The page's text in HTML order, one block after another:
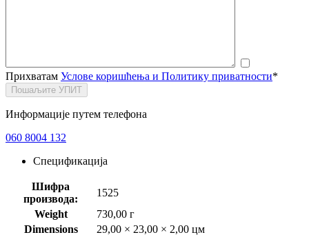
Прихватам Услове коришћења и Политику приватности*
Пошаљите УПИТ
Информације путем телефона
060 8004 132
Спецификација
Шифра
производа:
1525
Weight
730,00 г
Dimensions
29,00 × 23,00 × 2,00 цм